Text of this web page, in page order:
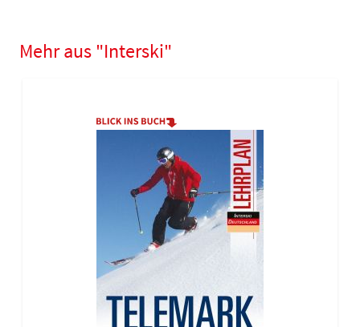
Mehr aus "Interski"